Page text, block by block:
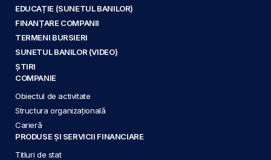
EDUCAȚIE (SUNETUL BANILOR)
FINANȚARE COMPANII
TERMENI BURSIERI
SUNETUL BANILOR (VIDEO)
ȘTIRI
COMPANIE
Obiectul de activitate
Structura organizațională
Carieră
PRODUSE ȘI SERVICII FINANCIARE
Titluri de stat